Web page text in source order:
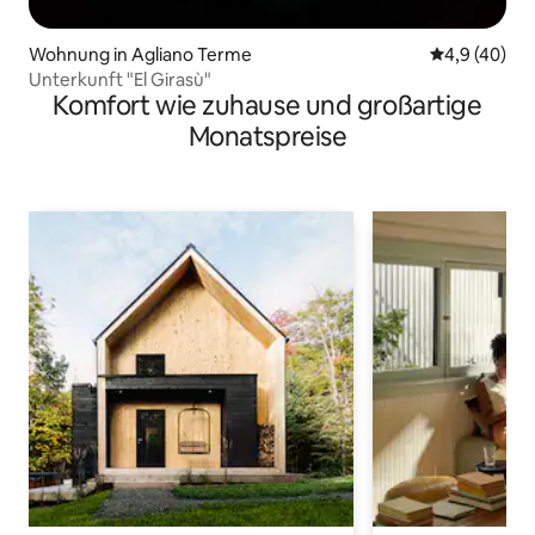
Wohnung in Agliano Terme
4,9 (40)
Unterkunft "El Girasù"
Komfort wie zuhause und großartige
Monatspreise